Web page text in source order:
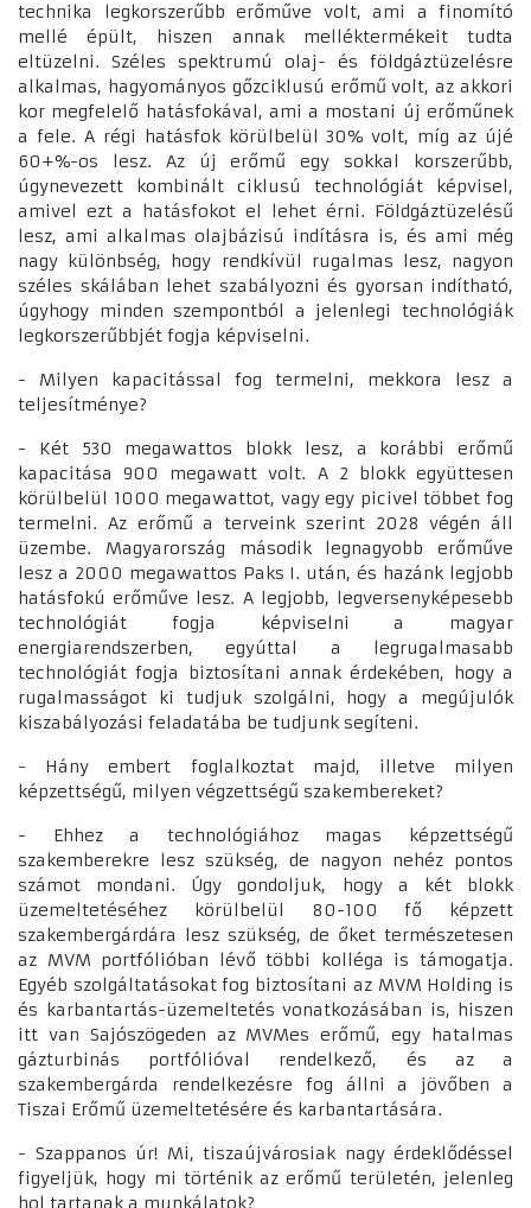
technika legkorszerűbb erőműve volt, ami a finomító
mellé épült, hiszen annak melléktermékeit tudta
eltüzelni. Széles spektrumú olaj- és földgáztüzelésre
alkalmas, hagyományos gőzciklusú erőmű volt, az akkori
kor megfelelő hatásfokával, ami a mostani új erőműnek
a fele. A régi hatásfok körülbelül 30% volt, míg az újé
60+%-os lesz. Az új erőmű egy sokkal korszerűbb,
úgynevezett kombinált ciklusú technológiát képvisel,
amivel ezt a hatásfokot el lehet érni. Földgáztüzelésű
lesz, ami alkalmas olajbázisú indításra is, és ami még
nagy különbség, hogy rendkívül rugalmas lesz, nagyon
széles skálában lehet szabályozni és gyorsan indítható,
úgyhogy minden szempontból a jelenlegi technológiák
legkorszerűbbjét fogja képviselni.
- Milyen kapacitással fog termelni, mekkora lesz a
teljesítménye?
- Két 530 megawattos blokk lesz, a korábbi erőmű
kapacitása 900 megawatt volt. A 2 blokk együttesen
körülbelül 1000 megawattot, vagy egy picivel többet fog
termelni. Az erőmű a terveink szerint 2028 végén áll
üzembe. Magyarország második legnagyobb erőműve
lesz a 2000 megawattos Paks I. után, és hazánk legjobb
hatásfokú erőműve lesz. A legjobb, legversenyképesebb
technológiát fogja képviselni a magyar
energiarendszerben, egyúttal a legrugalmasabb
technológiát fogja biztosítani annak érdekében, hogy a
rugalmasságot ki tudjuk szolgálni, hogy a megújulók
kiszabályozási feladatába be tudjunk segíteni.
- Hány embert foglalkoztat majd, illetve milyen
képzettségű, milyen végzettségű szakembereket?
- Ehhez a technológiához magas képzettségű
szakemberekre lesz szükség, de nagyon nehéz pontos
számot mondani. Úgy gondoljuk, hogy a két blokk
üzemeltetéséhez körülbelül 80-100 fő képzett
szakembergárdára lesz szükség, de őket természetesen
az MVM portfólióban lévő többi kolléga is támogatja.
Egyéb szolgáltatásokat fog biztosítani az MVM Holding is
és karbantartás-üzemeltetés vonatkozásában is, hiszen
itt van Sajószögeden az MVMes erőmű, egy hatalmas
gázturbinás portfólióval rendelkező, és az a
szakembergárda rendelkezésre fog állni a jövőben a
Tiszai Erőmű üzemeltetésére és karbantartására.
- Szappanos úr! Mi, tiszaújvárosiak nagy érdeklődéssel
figyeljük, hogy mi történik az erőmű területén, jelenleg
hol tartanak a munkálatok?